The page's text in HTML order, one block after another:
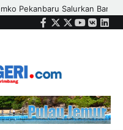
Perlengkapan Sekolah untuk
Facebook
Twitter
Instagram
Youtube
VK